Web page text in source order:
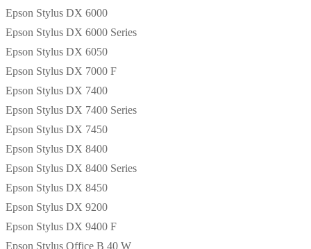
Epson Stylus DX 6000
Epson Stylus DX 6000 Series
Epson Stylus DX 6050
Epson Stylus DX 7000 F
Epson Stylus DX 7400
Epson Stylus DX 7400 Series
Epson Stylus DX 7450
Epson Stylus DX 8400
Epson Stylus DX 8400 Series
Epson Stylus DX 8450
Epson Stylus DX 9200
Epson Stylus DX 9400 F
Epson Stylus Office B 40 W